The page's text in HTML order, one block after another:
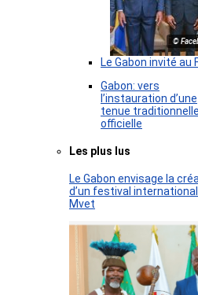
©
Le Gabon invité au
Gabon: vers
l’instauration d’une
tenue traditionnelle
officielle
Les plus lus
Le Gabon envisage la
d’un festival
Mvet